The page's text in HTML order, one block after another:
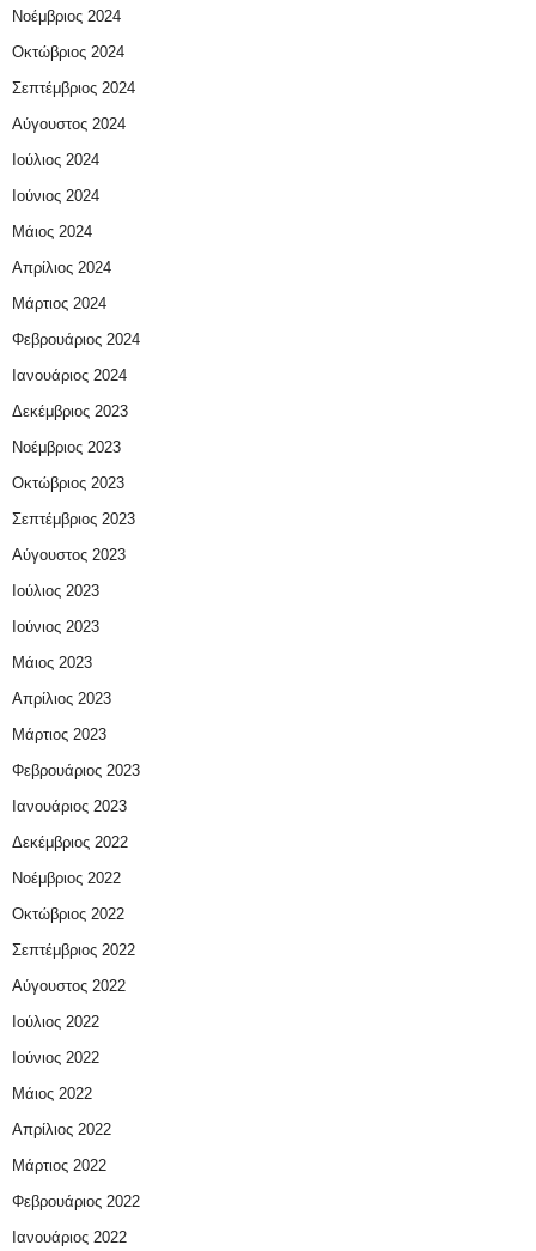
Νοέμβριος 2024
Οκτώβριος 2024
Σεπτέμβριος 2024
Αύγουστος 2024
Ιούλιος 2024
Ιούνιος 2024
Μάιος 2024
Απρίλιος 2024
Μάρτιος 2024
Φεβρουάριος 2024
Ιανουάριος 2024
Δεκέμβριος 2023
Νοέμβριος 2023
Οκτώβριος 2023
Σεπτέμβριος 2023
Αύγουστος 2023
Ιούλιος 2023
Ιούνιος 2023
Μάιος 2023
Απρίλιος 2023
Μάρτιος 2023
Φεβρουάριος 2023
Ιανουάριος 2023
Δεκέμβριος 2022
Νοέμβριος 2022
Οκτώβριος 2022
Σεπτέμβριος 2022
Αύγουστος 2022
Ιούλιος 2022
Ιούνιος 2022
Μάιος 2022
Απρίλιος 2022
Μάρτιος 2022
Φεβρουάριος 2022
Ιανουάριος 2022